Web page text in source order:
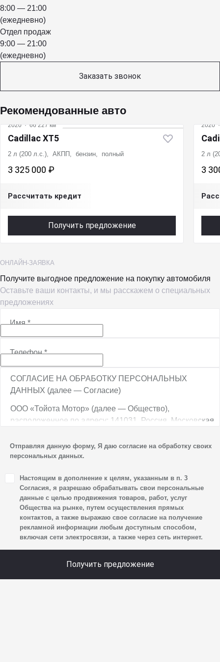
8:00 — 21:00
(ежедневно)
Отдел продаж
9:00 — 21:00
(ежедневно)
Заказать звонок
Рекомендованные авто
2020 · 66 227 км
Cadillac XT5
2 л (200 л.с.), АКПП, бензин, полный
3 325 000 ₽
Рассчитать кредит
Получить предложение
2020
2 л
3
ОНЛАЙН-ЗАЯВКА
Получите выгодное предложение на покупку автомобиля
Оставьте ваши контакты, и мы расскажем о специальных
предложениях
Имя*
Телефон*
СОГЛАСИЕ НА ОБРАБОТКУ ПЕРСОНАЛЬНЫХ
ДАННЫХ (далее — Согласие)
ООО «Тойота Мотор» (далее — Общество),
расположенное по адресу: 141031, Россия, Московская
ТПЗ «Алтуфьево», вл. 5, стр. 1, является оператором
персональных данных.
1. Настоящим я даю согласие Обществу на обработку
своих персональных данных, а именно: имени, отчества,
фамилии, контактных данных (включая номер телефона
и адрес электронной почты), адреса, сведений
о впечатлениях, интересах, предпочтениях
к автомобилю(-ям) и товарам/услугам, IP-адреса,
сайта, уникального идентификатора посетителя сайта,
предпочтительного времени и способа для контакта,
Отправляя данную форму, Я даю согласие на обработку своих
персональных данных.
Настоящим в дополнение к целям, указанным в п. 3
Согласия, я разрешаю обрабатывать свои персональные
данные с целью продвижения товаров, работ, услуг
Общества на рынке, путем осуществления прямых
контактов, а также выражаю свое согласие на получение
рекламной информации любым доступным способом,
включая сети электросвязи, а также через сеть интернет.
Получить предложение